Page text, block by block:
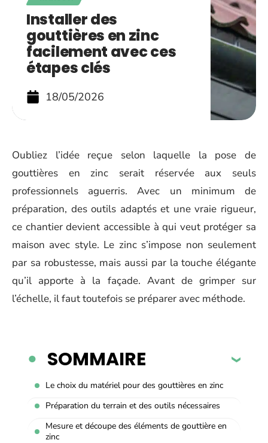
Installer des
gouttières en zinc
facilement avec ces
étapes clés
18/05/2026
Oubliez l’idée reçue selon laquelle la pose de
gouttières en zinc serait réservée aux seuls
professionnels aguerris. Avec un minimum de
préparation, des outils adaptés et une vraie rigueur,
ce chantier devient accessible à qui veut protéger sa
maison avec style. Le zinc s’impose non seulement
par sa robustesse, mais aussi par la touche élégante
qu’il apporte à la façade. Avant de grimper sur
l’échelle, il faut toutefois se préparer avec méthode.
SOMMAIRE
Le choix du matériel pour des gouttières en zinc
Préparation du terrain et des outils nécessaires
Mesure et découpe des éléments de gouttière en
zinc